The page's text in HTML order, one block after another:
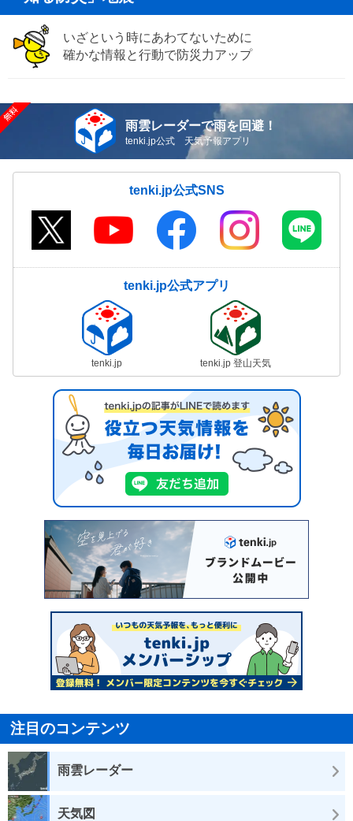
いざという時にあわてないために
確かな情報と行動で防災力アップ
雨雲レーダーで雨を回避！
tenki.jp公式 天気予報アプリ
tenki.jp公式SNS
tenki.jp公式アプリ
tenki.jp tenki.jp 登山天気
注目のコンテンツ
雨雲レーダー
天気図